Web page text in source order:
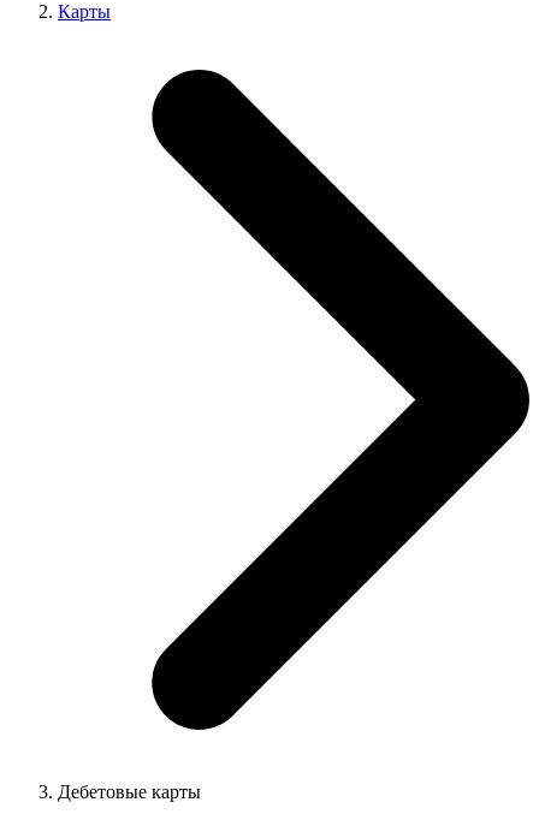
Карты
Дебетовые карты